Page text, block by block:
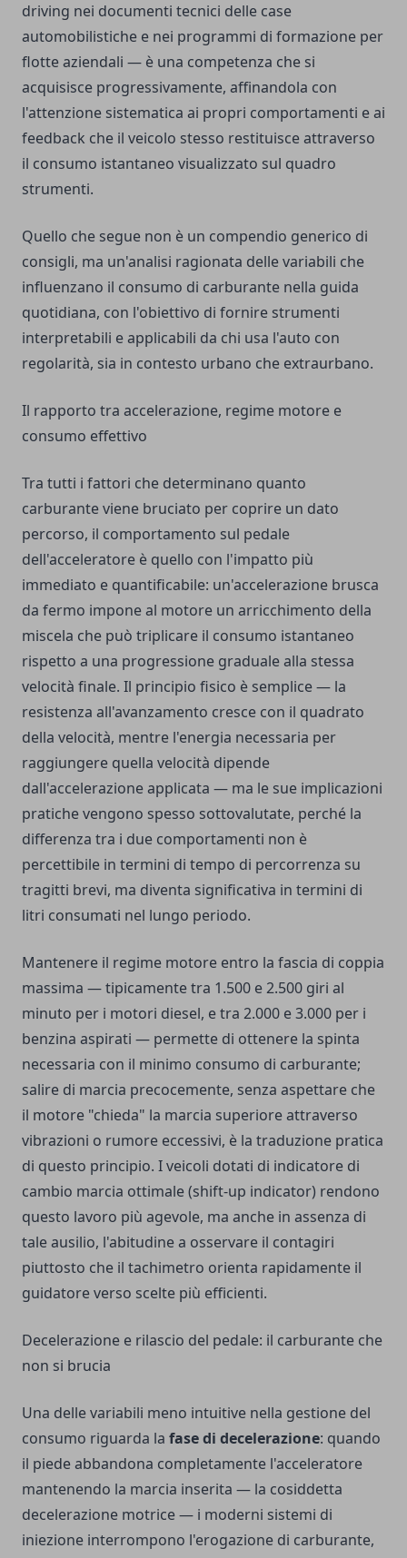
driving nei documenti tecnici delle case
automobilistiche e nei programmi di formazione per
flotte aziendali — è una competenza che si
acquisisce progressivamente, affinandola con
l'attenzione sistematica ai propri comportamenti e ai
feedback che il veicolo stesso restituisce attraverso
il consumo istantaneo visualizzato sul quadro
strumenti.
Quello che segue non è un compendio generico di
consigli, ma un'analisi ragionata delle variabili che
influenzano il consumo di carburante nella guida
quotidiana, con l'obiettivo di fornire strumenti
interpretabili e applicabili da chi usa l'auto con
regolarità, sia in contesto urbano che extraurbano.
Il rapporto tra accelerazione, regime motore e
consumo effettivo
Tra tutti i fattori che determinano quanto
carburante viene bruciato per coprire un dato
percorso, il comportamento sul pedale
dell'acceleratore è quello con l'impatto più
immediato e quantificabile: un'accelerazione brusca
da fermo impone al motore un arricchimento della
miscela che può triplicare il consumo istantaneo
rispetto a una progressione graduale alla stessa
velocità finale. Il principio fisico è semplice — la
resistenza all'avanzamento cresce con il quadrato
della velocità, mentre l'energia necessaria per
raggiungere quella velocità dipende
dall'accelerazione applicata — ma le sue implicazioni
pratiche vengono spesso sottovalutate, perché la
differenza tra i due comportamenti non è
percettibile in termini di tempo di percorrenza su
tragitti brevi, ma diventa significativa in termini di
litri consumati nel lungo periodo.
Mantenere il regime motore entro la fascia di coppia
massima — tipicamente tra 1.500 e 2.500 giri al
minuto per i motori diesel, e tra 2.000 e 3.000 per i
benzina aspirati — permette di ottenere la spinta
necessaria con il minimo consumo di carburante;
salire di marcia precocemente, senza aspettare che
il motore "chieda" la marcia superiore attraverso
vibrazioni o rumore eccessivi, è la traduzione pratica
di questo principio. I veicoli dotati di indicatore di
cambio marcia ottimale (shift-up indicator) rendono
questo lavoro più agevole, ma anche in assenza di
tale ausilio, l'abitudine a osservare il contagiri
piuttosto che il tachimetro orienta rapidamente il
guidatore verso scelte più efficienti.
Decelerazione e rilascio del pedale: il carburante che
non si brucia
Una delle variabili meno intuitive nella gestione del
consumo riguarda la fase di decelerazione: quando
il piede abbandona completamente l'acceleratore
mantenendo la marcia inserita — la cosiddetta
decelerazione motrice — i moderni sistemi di
iniezione interrompono l'erogazione di carburante,